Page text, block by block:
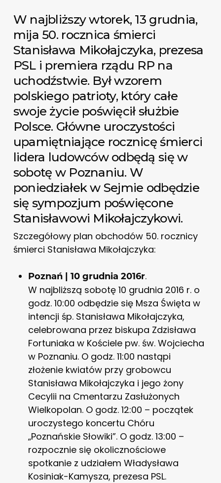
W najbliższy wtorek, 13 grudnia,
mija 50. rocznica śmierci
Stanisława Mikołajczyka, prezesa
PSL i premiera rządu RP na
uchodźstwie. Był wzorem
polskiego patrioty, który całe
swoje życie poświęcił służbie
Polsce. Główne uroczystości
upamiętniające rocznicę śmierci
lidera ludowców odbędą się w
sobotę w Poznaniu. W
poniedziałek w Sejmie odbędzie
się sympozjum poświęcone
Stanisławowi Mikołajczykowi.
Szczegółowy plan obchodów 50. rocznicy
śmierci Stanisława Mikołajczyka:
Poznań | 10 grudnia 2016r.
W najbliższą sobotę 10 grudnia 2016 r. o
godz. 10:00 odbędzie się Msza Święta w
intencji śp. Stanisława Mikołajczyka,
celebrowana przez biskupa Zdzisława
Fortuniaka w Kościele pw. św. Wojciecha
w Poznaniu. O godz. 11:00 nastąpi
złożenie kwiatów przy grobowcu
Stanisława Mikołajczyka i jego żony
Cecylii na Cmentarzu Zasłużonych
Wielkopolan. O godz. 12:00 – początek
uroczystego koncertu Chóru
„Poznańskie Słowiki”. O godz. 13:00 –
rozpocznie się okolicznościowe
spotkanie z udziałem Władysława
Kosiniak-Kamysza, prezesa PSL.